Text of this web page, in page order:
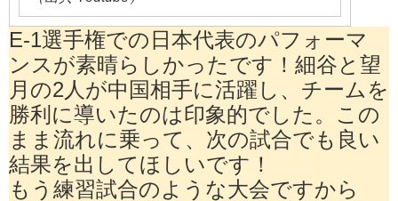
E-1選手権での日本代表のパフォーマ
ンスが素晴らしかったです！細谷と望
月の2人が中国相手に活躍し、チームを
勝利に導いたのは印象的でした。この
まま流れに乗って、次の試合でも良い
結果を出してほしいです！
もう練習試合のような大会ですから